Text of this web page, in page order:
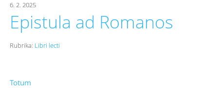
6. 2. 2025
Epistula ad Romanos
Rubrika: Libri lecti
Totum